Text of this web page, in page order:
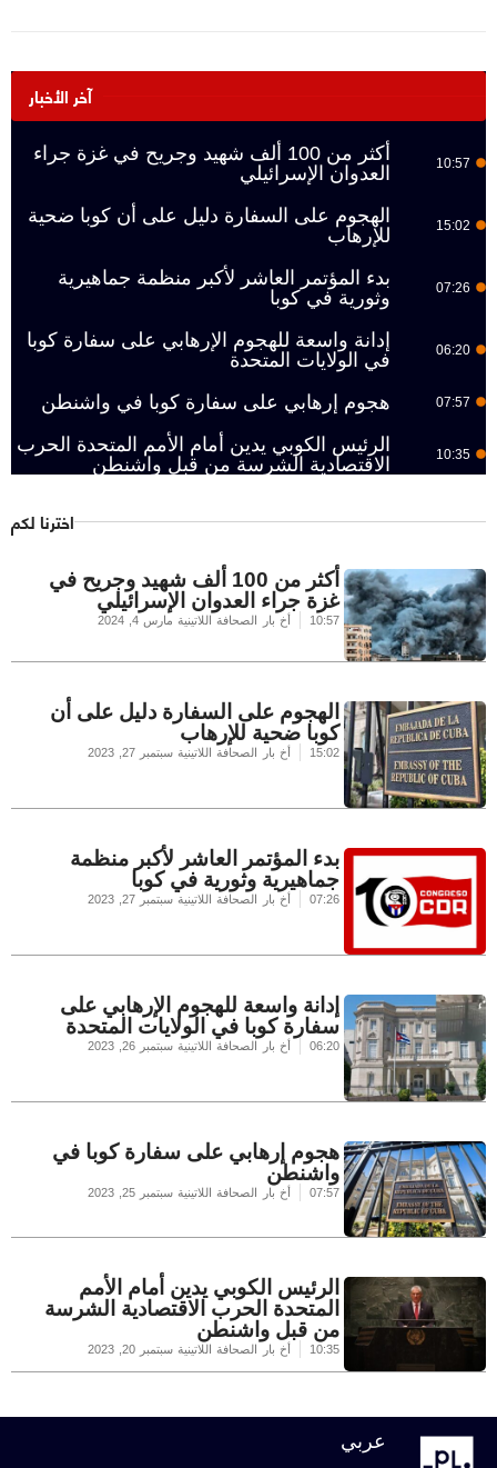
آخر الأخبار
10:57
أكثر من 100 ألف شهيد وجريح في غزة جراء
العدوان الإسرائيلي
15:02
الهجوم على السفارة دليل على أن كوبا ضحية
للإرهاب
07:26
بدء المؤتمر العاشر لأكبر منظمة جماهيرية
وثورية في كوبا
06:20
إدانة واسعة للهجوم الإرهابي على سفارة كوبا
في الولايات المتحدة
07:57 هجوم إرهابي على سفارة كوبا في واشنطن
10:35
الرئيس الكوبي يدين أمام الأمم المتحدة الحرب
الاقتصادية الشرسة من قبل واشنطن
اخترنا لكم
أكثر من 100 ألف شهيد وجريح في
غزة جراء العدوان الإسرائيلي
10:57 أخ بار الصحافة اللاتينية مارس 4, 2024
الهجوم على السفارة دليل على أن
كوبا ضحية للإرهاب
15:02 أخ بار الصحافة اللاتينية سبتمبر 27, 2023
بدء المؤتمر العاشر لأكبر منظمة
جماهيرية وثورية في كوبا
07:26 أخ بار الصحافة اللاتينية سبتمبر 27, 2023
إدانة واسعة للهجوم الإرهابي على
سفارة كوبا في الولايات المتحدة
06:20 أخ بار الصحافة اللاتينية سبتمبر 26, 2023
هجوم إرهابي على سفارة كوبا في
واشنطن
07:57 أخ بار الصحافة اللاتينية سبتمبر 25, 2023
الرئيس الكوبي يدين أمام الأمم
المتحدة الحرب الاقتصادية الشرسة
من قبل واشنطن
10:35 أخ بار الصحافة اللاتينية سبتمبر 20, 2023
عربي